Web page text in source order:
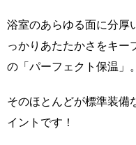
浴室のあらゆる面に分厚
っかりあたたかさをキー
の「パーフェクト保温」。
そのほとんどが標準装備
イントです！